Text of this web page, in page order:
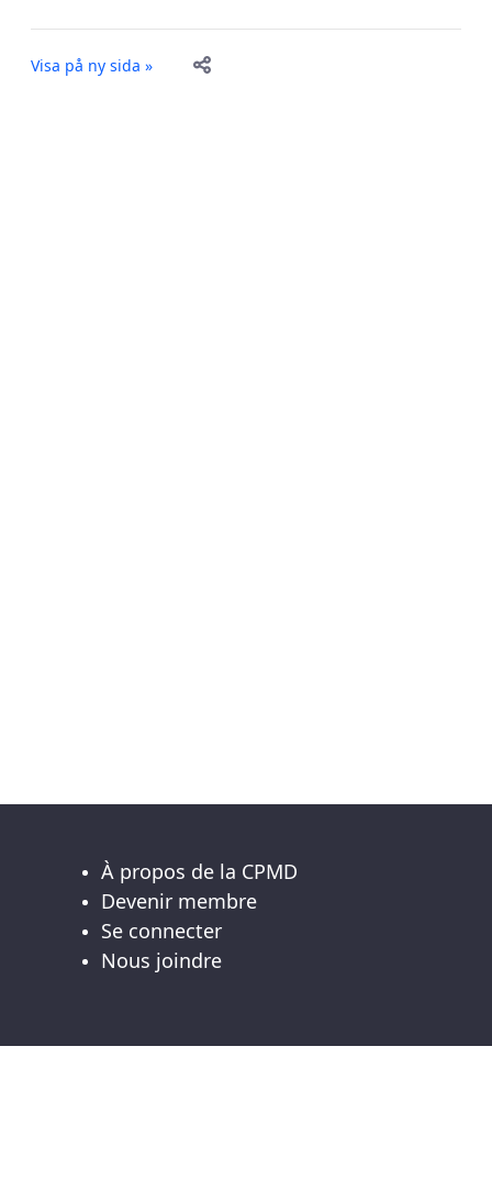
Visa på ny sida »
À propos de la CPMD
Devenir membre
Se connecter
Nous joindre